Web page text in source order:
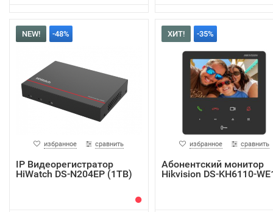
NEW! -48%
избранное сравнить
IP Видеорегистратор
HiWatch DS-N204EP (1TB)
ХИТ! -35%
избранное сравнить
Абонентский монитор
Hikvision DS-KH6110-